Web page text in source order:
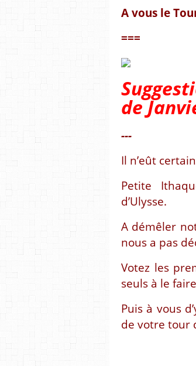
A vous le
===
de
---
Il n’eût
Petite
d’Ulysse.
A démêler
nous a pas
Votez les
seuls à le
Puis à vous
de votre tour